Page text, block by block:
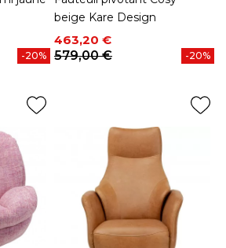
-20%
beige Kare Design
Prix
463,20 €
Prix de base
579,00 €
-20%